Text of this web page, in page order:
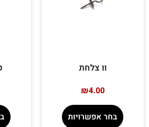
וו צלחת
₪4.00
בחר אפשרויות